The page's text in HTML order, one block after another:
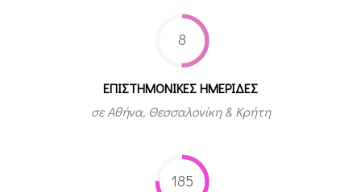
8
ΕΠΙΣΤΗΜΟΝΙΚΕΣ ΗΜΕΡΙΔΕΣ
σε Αθήνα, Θεσσαλονίκη & Κρήτη
185